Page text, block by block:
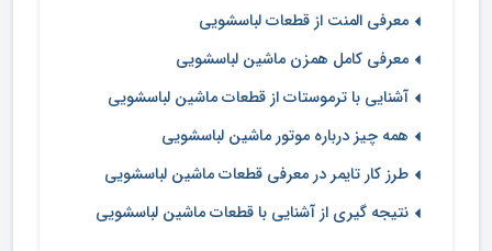
معرفی المنت از قطعات لباسشویی
معرفی کامل همزن ماشین لباسشویی
آشنایی با ترموستات از قطعات ماشین لباسشویی
همه چیز درباره موتور ماشین لباسشویی
طرز کار تایمر در معرفی قطعات ماشین لباسشویی
نتیجه گیری از آشنایی با قطعات ماشین لباسشویی